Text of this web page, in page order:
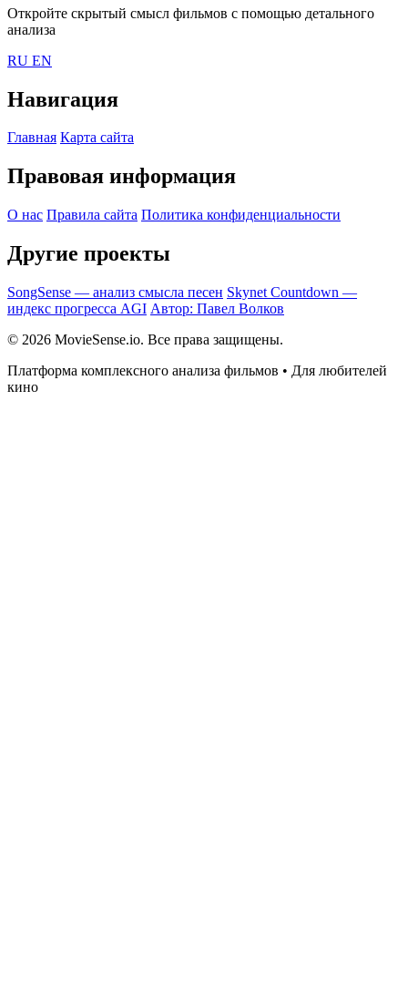
Откройте скрытый смысл фильмов с помощью детального
анализа
RU EN
Навигация
Главная Карта сайта
Правовая информация
О нас Правила сайта Политика конфиденциальности
Другие проекты
SongSense — анализ смысла песен Skynet Countdown —
индекс прогресса AGI Автор: Павел Волков
© 2026 MovieSense.io. Все права защищены.
Платформа комплексного анализа фильмов • Для любителей
кино